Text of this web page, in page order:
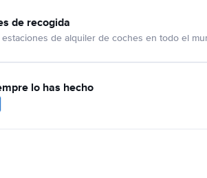
de recogida
de alquiler de coches en todo el
lo has hecho